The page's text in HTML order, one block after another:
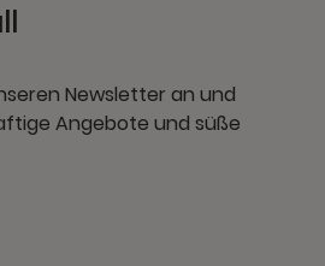
Newsletter an und
Angebote und süße